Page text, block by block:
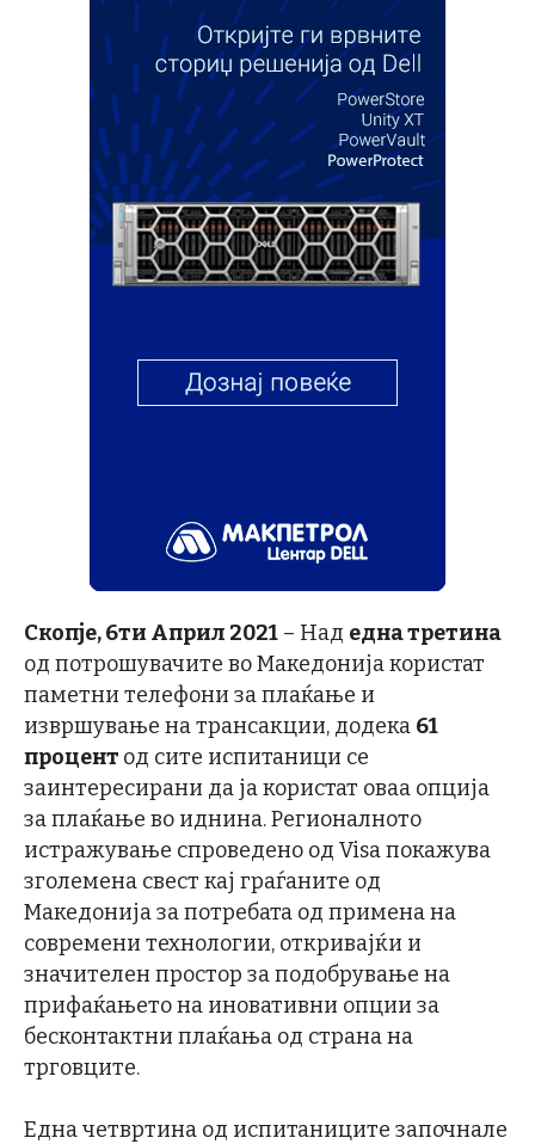
Скопје, 6ти Април 2021 – Над една третина
од потрошувачите во Македонија користат
паметни телефони за плаќање и
извршување на трансакции, додека 61
процент од сите испитаници се
заинтересирани да ја користат оваа опција
за плаќање во иднина. Регионалното
истражување спроведено од Visa покажува
зголемена свест кај граѓаните од
Македонија за потребата од примена на
современи технологии, откривајќи и
значителен простор за подобрување на
прифаќањето на иновативни опции за
бесконтактни плаќања од страна на
трговците.
Една четвртина од испитаниците започнале